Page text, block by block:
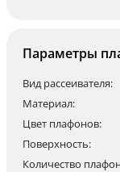
Параметры
Вид рассеивателя:
Материал:
Цвет плафонов:
Поверхность:
Количество